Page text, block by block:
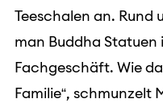
Teeschalen an. Rund
man Buddha Statuen
Fachgeschäft. Wie
Familie“, schmunzelt